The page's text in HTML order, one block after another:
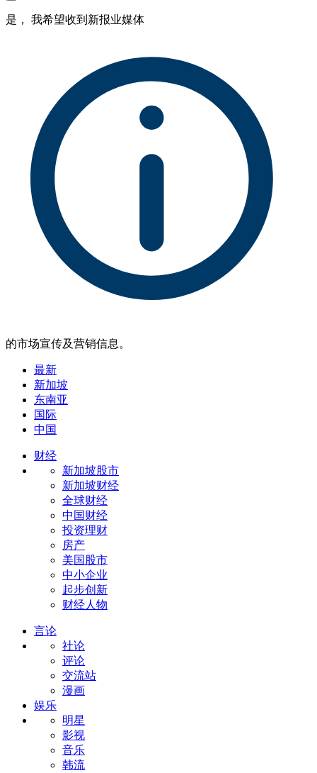
是， 我希望收到新报业媒体
的市场宣传及营销信息。
最新
新加坡
东南亚
国际
中国
财经
新加坡股市
新加坡财经
全球财经
中国财经
投资理财
房产
美国股市
中小企业
起步创新
财经人物
言论
社论
评论
交流站
漫画
娱乐
明星
影视
音乐
韩流